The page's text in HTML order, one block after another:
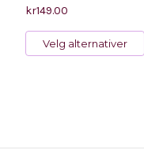
kr149.00
Velg alternativer